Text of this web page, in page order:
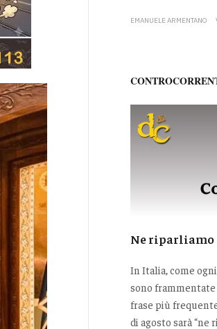
EMANUELE ARMENTANO
Ne riparliamo
In Italia, come
sono
frase più
di agosto sarà “ne